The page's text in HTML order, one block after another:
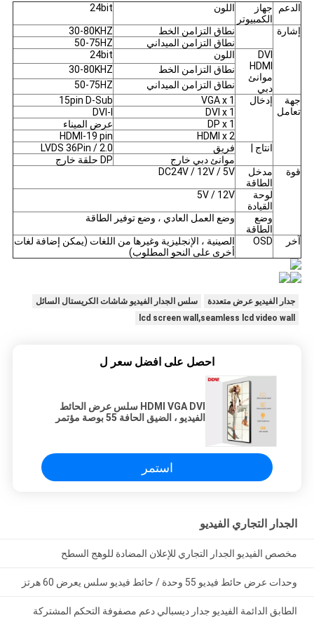
الدعم
جهاز
الكمبيوتر
اللون 24bit
إشارة نطاق التزامن الخط
30-80KHZ
نطاق التزامن الميداني
50-75HZ
DVI
HDMI
موانئ
دبي
اللون
24bit
نطاق التزامن الخط
30-80KHZ
نطاق التزامن الميداني
50-75HZ
جهة
تعامل
إدخال VGA x 1
15pin D-Sub
DVI x 1
DVI-I
DP x 1
عرض الميناء
HDMI x 2
HDMI-19 pin
انتاج |
فريق
LVDS 36Pin / 2.0
موانئ دبي خارج
DP حلقة خارج
قوة
مدخل
الطاقة
DC24V / 12V / 5V
لوحة
القيادة
5V / 12V
وضع
الطاقة
وضع العمل العادي ، وضع توفير الطاقة
آخر OSD
الصينية ، الإنجليزية وغيرها من اللغات (يمكن إضافة لغات
أخرى على النحو المطلوب)
جدار الفيديو عرض متعددة
سلس الجدار الفيديو شاشات الكريستال السائل
lcd screen wall,seamless lcd video wall
احصل على افضل سعر ل
HDMI VGA DVI سلس عرض الحائط
الفيديو ، الضيق الحافة 55 بوصة مؤتمر
استمر
الجدار التجاري الفيديو
مخصص الفيديو الجدار التجاري للإعلان المضادة للوهج السطح
وحدات عرض حائط فيديو 55 وحدة / حائط فيديو سلس يعرض 60 هرتز
الطابق الدائمة الفيديو جدار ديسبالي دعم مصفوفة التحكم المشتركة